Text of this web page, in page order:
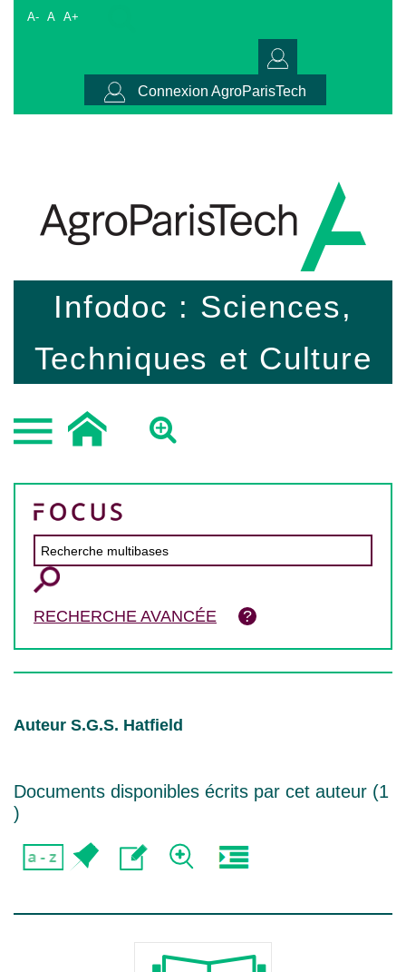
A- A A+
Connexion AgroParisTech
Infodoc : Sciences,
Techniques et Culture
RECHERCHE AVANCÉE
Auteur S.G.S. Hatfield
Documents disponibles écrits par cet auteur (1
)